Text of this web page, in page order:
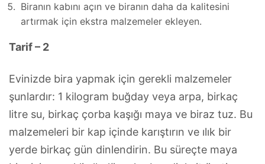
Biranın kabını açın ve biranın daha da kalitesini
artırmak için ekstra malzemeler ekleyen.
Tarif – 2
Evinizde bira yapmak için gerekli malzemeler
şunlardır: 1 kilogram buğday veya arpa, birkaç
litre su, birkaç çorba kaşığı maya ve biraz tuz. Bu
malzemeleri bir kap içinde karıştırın ve ılık bir
yerde birkaç gün dinlendirin. Bu süreçte maya